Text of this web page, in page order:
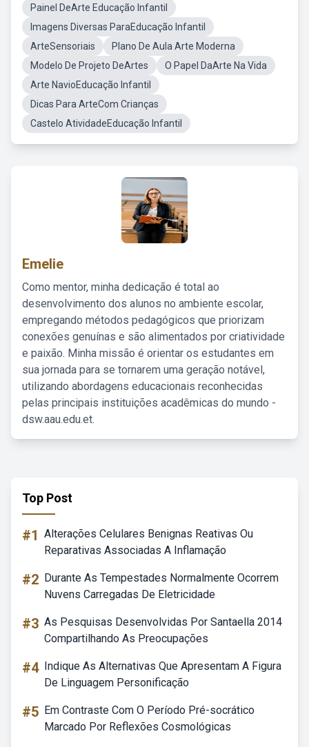
Painel DeArte Educação Infantil
Imagens Diversas ParaEducação Infantil
ArteSensoriais
Plano De Aula Arte Moderna
Modelo De Projeto DeArtes
O Papel DaArte Na Vida
Arte NavioEducação Infantil
Dicas Para ArteCom Crianças
Castelo AtividadeEducação Infantil
Emelie
Como mentor, minha dedicação é total ao
desenvolvimento dos alunos no ambiente escolar,
empregando métodos pedagógicos que priorizam
conexões genuínas e são alimentados por criatividade
e paixão. Minha missão é orientar os estudantes em
sua jornada para se tornarem uma geração notável,
utilizando abordagens educacionais reconhecidas
pelas principais instituições acadêmicas do mundo -
dsw.aau.edu.et.
Top Post
#1 Alterações Celulares Benignas Reativas Ou
Reparativas Associadas A Inflamação
#2 Durante As Tempestades Normalmente Ocorrem
Nuvens Carregadas De Eletricidade
#3 As Pesquisas Desenvolvidas Por Santaella 2014
Compartilhando As Preocupações
#4 Indique As Alternativas Que Apresentam A Figura
De Linguagem Personificação
#5 Em Contraste Com O Período Pré-socrático
Marcado Por Reflexões Cosmológicas